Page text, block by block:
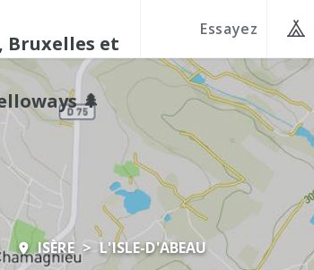
ISÈRE L'ISLE-D'ABEAU